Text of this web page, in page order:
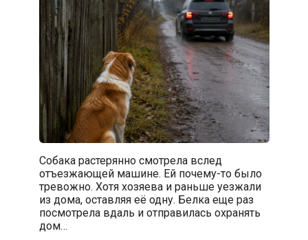
Собака растерянно смотрела вслед
отъезжающей машине. Ей почему-то было
тревожно. Хотя хозяева и раньше уезжали
из дома, оставляя её одну. Белка еще раз
посмотрела вдаль и отправилась охранять
дом…